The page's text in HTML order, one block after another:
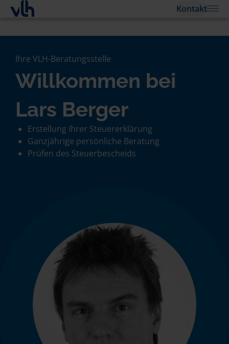
Kontakt
Ihre VLH-Beratungsstelle
Willkommen bei
Lars Berger
Erstellung Ihrer Steuererklärung
Ganzjährige persönliche Beratung
Prüfen des Steuerbescheids